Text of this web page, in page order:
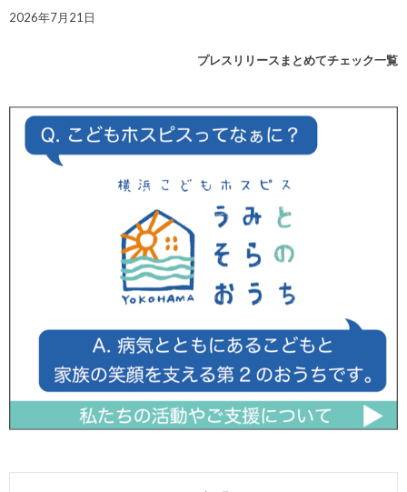
2026年7月21日
プレスリリースまとめてチェック一覧